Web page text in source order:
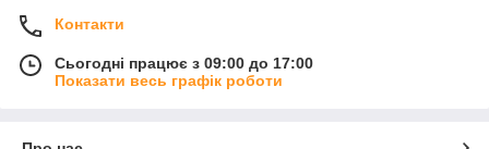
Контакти
Сьогодні працює з 09:00 до 17:00
Показати весь графік роботи